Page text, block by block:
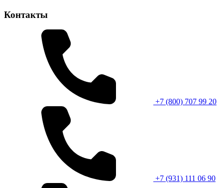
Контакты
+7 (800) 707 99 20
+7 (931) 111 06 90